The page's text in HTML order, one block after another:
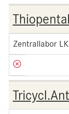
Thiopental
Zentrallabor